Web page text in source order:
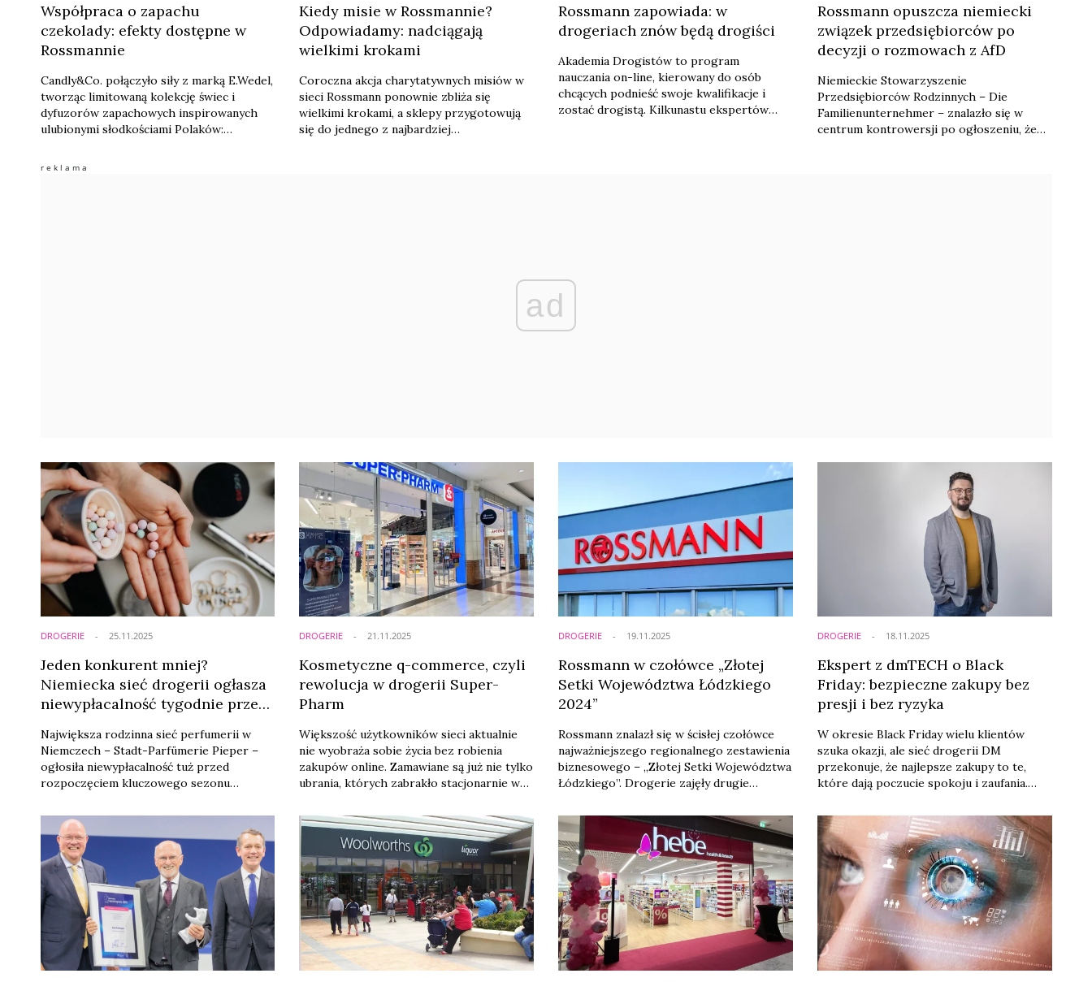
Współpraca o zapachu
czekolady: efekty dostępne w
Rossmannie
Candly&Co. połączyło siły z marką E.Wedel,
tworząc limitowaną kolekcję świec i
dyfuzorów zapachowych inspirowanych
ulubionymi słodkościami Polaków:
Kiedy misie w Rossmannie?
Odpowiadamy: nadciągają
wielkimi krokami
Coroczna akcja charytatywnych misiów w
sieci Rossmann ponownie zbliża się
wielkimi krokami, a sklepy przygotowują
się do jednego z najbardziej
Rossmann zapowiada: w
drogeriach znów będą drogiści
Akademia Drogistów to program
nauczania on-line, kierowany do osób
chcących podnieść swoje kwalifikacje i
zostać drogistą. Kilkunastu ekspertów
Rossmann opuszcza niemiecki
związek przedsiębiorców po
decyzji o rozmowach z AfD
Niemieckie Stowarzyszenie
Przedsiębiorców Rodzinnych – Die
Familienunternehmer – znalazło się w
centrum kontrowersji po ogłoszeniu, że
ad
DROGERIE
Jeden konkurent mniej?
Niemiecka sieć drogerii ogłasza
niewypłacalność tygodnie przed
Największa rodzinna sieć perfumerii w
Niemczech – Stadt-Parfümerie Pieper –
ogłosiła niewypłacalność tuż przed
rozpoczęciem kluczowego sezonu
uruchomił wstępne postępowanie
upadłościowe w trybie samorządowym, co
pozwala dotychczasowemu kierownictwu
pozostać u steru i podjąć próbę ratowania
przedsiębiorstwa poprzez głęboką
restrukturyzację. Decyzja zapadła w
momencie wzmożonej ...
25.11.2025 DROGERIE
Kosmetyczne q-commerce, czyli
rewolucja w drogerii Super-
Pharm
Większość użytkowników sieci aktualnie
nie wyobraża sobie życia bez robienia
zakupów online. Zamawiane są już nie tylko
ubrania, których zabrakło stacjonarnie w
zakupy spożywcze. Wzrost w tym
obszarze zanotowała także branża beauty.
W 2024 roku aż 17,3 proc. wszystkich
kosmetyków w kraju sprzedano właśnie za
pomocą platform e-commerce. Super-
Pharm połączyło siły z Glovo i Bolt ...
21.11.2025 DROGERIE
Rossmann w czołówce „Złotej
Setki Województwa Łódzkiego
2024”
Rossmann znalazł się w ścisłej czołówce
najważniejszego regionalnego zestawienia
biznesowego – „Złotej Setki Województwa
Łódzkiego”. Drogerie zajęły drugie
przychodach ze sprzedaży netto w 2024
roku, ustępując jedynie PGE Górnictwo i
Energetyka Konwencjonalna S.A. To
istotne wyróżnienie dla firmy, która od lat
pozostaje największą siecią drogeryjną w
Polsce oraz jednym z ...
19.11.2025 DROGERIE
Ekspert z dmTECH o Black
Friday: bezpieczne zakupy bez
presji i bez ryzyka
W okresie Black Friday wielu klientów
szuka okazji, ale sieć drogerii DM
przekonuje, że najlepsze zakupy to te,
które dają poczucie spokoju i zaufania.
krótkotrwałą presję promocji, drogeria
konsekwentnie stawia na to, co uważa za
ważniejsze: bezpieczeństwo cyfrowe,
przewidywalną cenę i komfort
użytkowników – zarówno klientów, jak i
pracowników. A wszystko to pod czujnym
okiem ekspertów z ...
18.11.2025